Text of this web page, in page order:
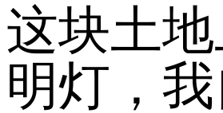
这块土
明灯，